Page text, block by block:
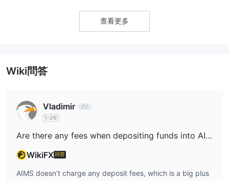
查看更多
Wiki問答
Vladimir
1-2年
Are there any fees when depositing funds into AIMS?
WikiFX 回答
AIMS doesn’t charge any deposit fees, which is a big plus